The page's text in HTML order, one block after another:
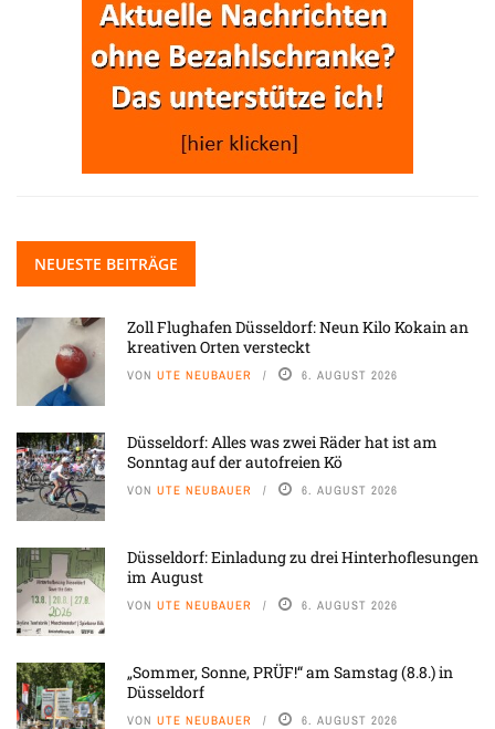
NEUESTE BEITRÄGE
Zoll Flughafen Düsseldorf: Neun Kilo Kokain an
kreativen Orten versteckt
VON UTE NEUBAUER 6. AUGUST 2026
Düsseldorf: Alles was zwei Räder hat ist am
Sonntag auf der autofreien Kö
VON UTE NEUBAUER 6. AUGUST 2026
Düsseldorf: Einladung zu drei Hinterhoflesungen
im August
VON UTE NEUBAUER 6. AUGUST 2026
„Sommer, Sonne, PRÜF!“ am Samstag (8.8.) in
Düsseldorf
VON UTE NEUBAUER 6. AUGUST 2026